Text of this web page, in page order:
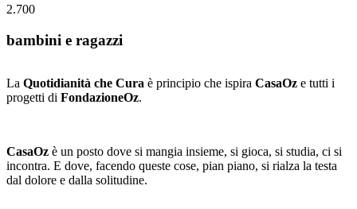
2.700
bambini e ragazzi
La Quotidianità che Cura è principio che ispira CasaOz e tutti i
progetti di FondazioneOz.
CasaOz è un posto dove si mangia insieme, si gioca, si studia, ci si
incontra. E dove, facendo queste cose, pian piano, si rialza la testa
dal dolore e dalla solitudine.